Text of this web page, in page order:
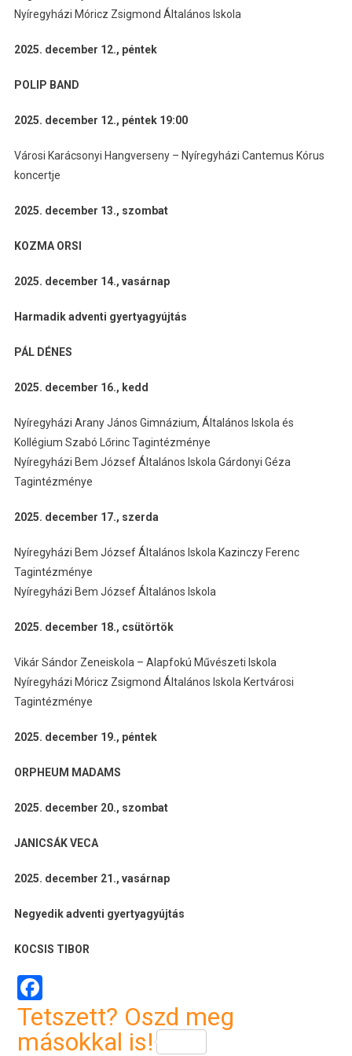
Nyíregyházi Móricz Zsigmond Általános Iskola
2025. december 12., péntek
POLIP BAND
2025. december 12., péntek 19:00
Városi Karácsonyi Hangverseny – Nyíregyházi Cantemus Kórus
koncertje
2025. december 13., szombat
KOZMA ORSI
2025. december 14., vasárnap
Harmadik adventi gyertyagyújtás
PÁL DÉNES
2025. december 16., kedd
Nyíregyházi Arany János Gimnázium, Általános Iskola és
Kollégium Szabó Lőrinc Tagintézménye
Nyíregyházi Bem József Általános Iskola Gárdonyi Géza
Tagintézménye
2025. december 17., szerda
Nyíregyházi Bem József Általános Iskola Kazinczy Ferenc
Tagintézménye
Nyíregyházi Bem József Általános Iskola
2025. december 18., csütörtök
Vikár Sándor Zeneiskola – Alapfokú Művészeti Iskola
Nyíregyházi Móricz Zsigmond Általános Iskola Kertvárosi
Tagintézménye
2025. december 19., péntek
ORPHEUM MADAMS
2025. december 20., szombat
JANICSÁK VECA
2025. december 21., vasárnap
Negyedik adventi gyertyagyújtás
KOCSIS TIBOR
Facebook
Tetszett? Oszd meg
másokkal is!